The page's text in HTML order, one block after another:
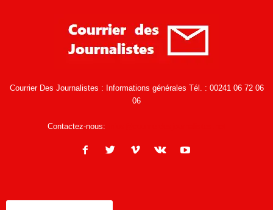
Courrier Des Journalistes : Informations générales Tél. : 00241 06 72 06
06
Contactez-nous: